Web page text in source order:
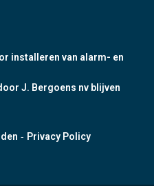
installeren van alarm- en
J. Bergoens nv blijven
- Privacy Policy